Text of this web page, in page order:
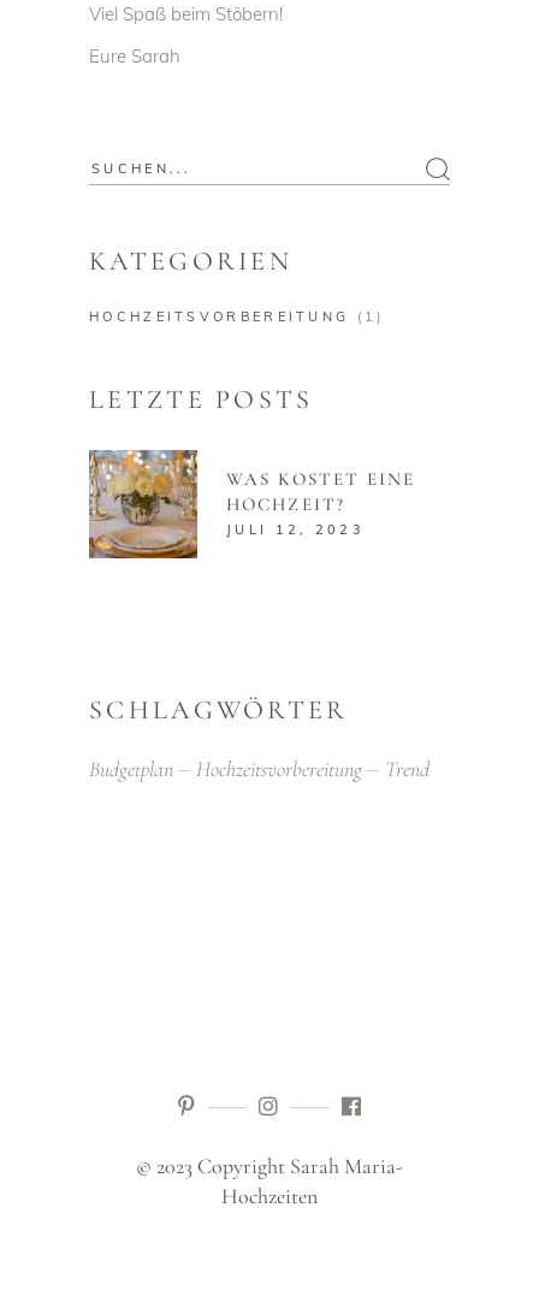
Viel Spaß beim Stöbern!
Eure Sarah
Search
KATEGORIEN
HOCHZEITSVORBEREITUNG (1)
LETZTE POSTS
WAS KOSTET EINE
HOCHZEIT?
JULI 12, 2023
SCHLAGWÖRTER
Budgetplan Hochzeitsvorbereitung Trend
© 2023 Copyright Sarah Maria-
Hochzeiten